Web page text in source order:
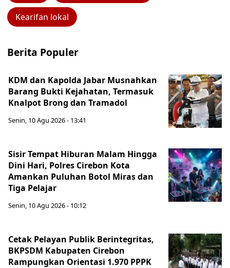
Kearifan lokal
Berita Populer
KDM dan Kapolda Jabar Musnahkan
Barang Bukti Kejahatan, Termasuk
Knalpot Brong dan Tramadol
Senin, 10 Agu 2026 - 13:41
Sisir Tempat Hiburan Malam Hingga
Dini Hari, Polres Cirebon Kota
Amankan Puluhan Botol Miras dan
Tiga Pelajar
Senin, 10 Agu 2026 - 10:12
Cetak Pelayan Publik Berintegritas,
BKPSDM Kabupaten Cirebon
Rampungkan Orientasi 1.970 PPPK